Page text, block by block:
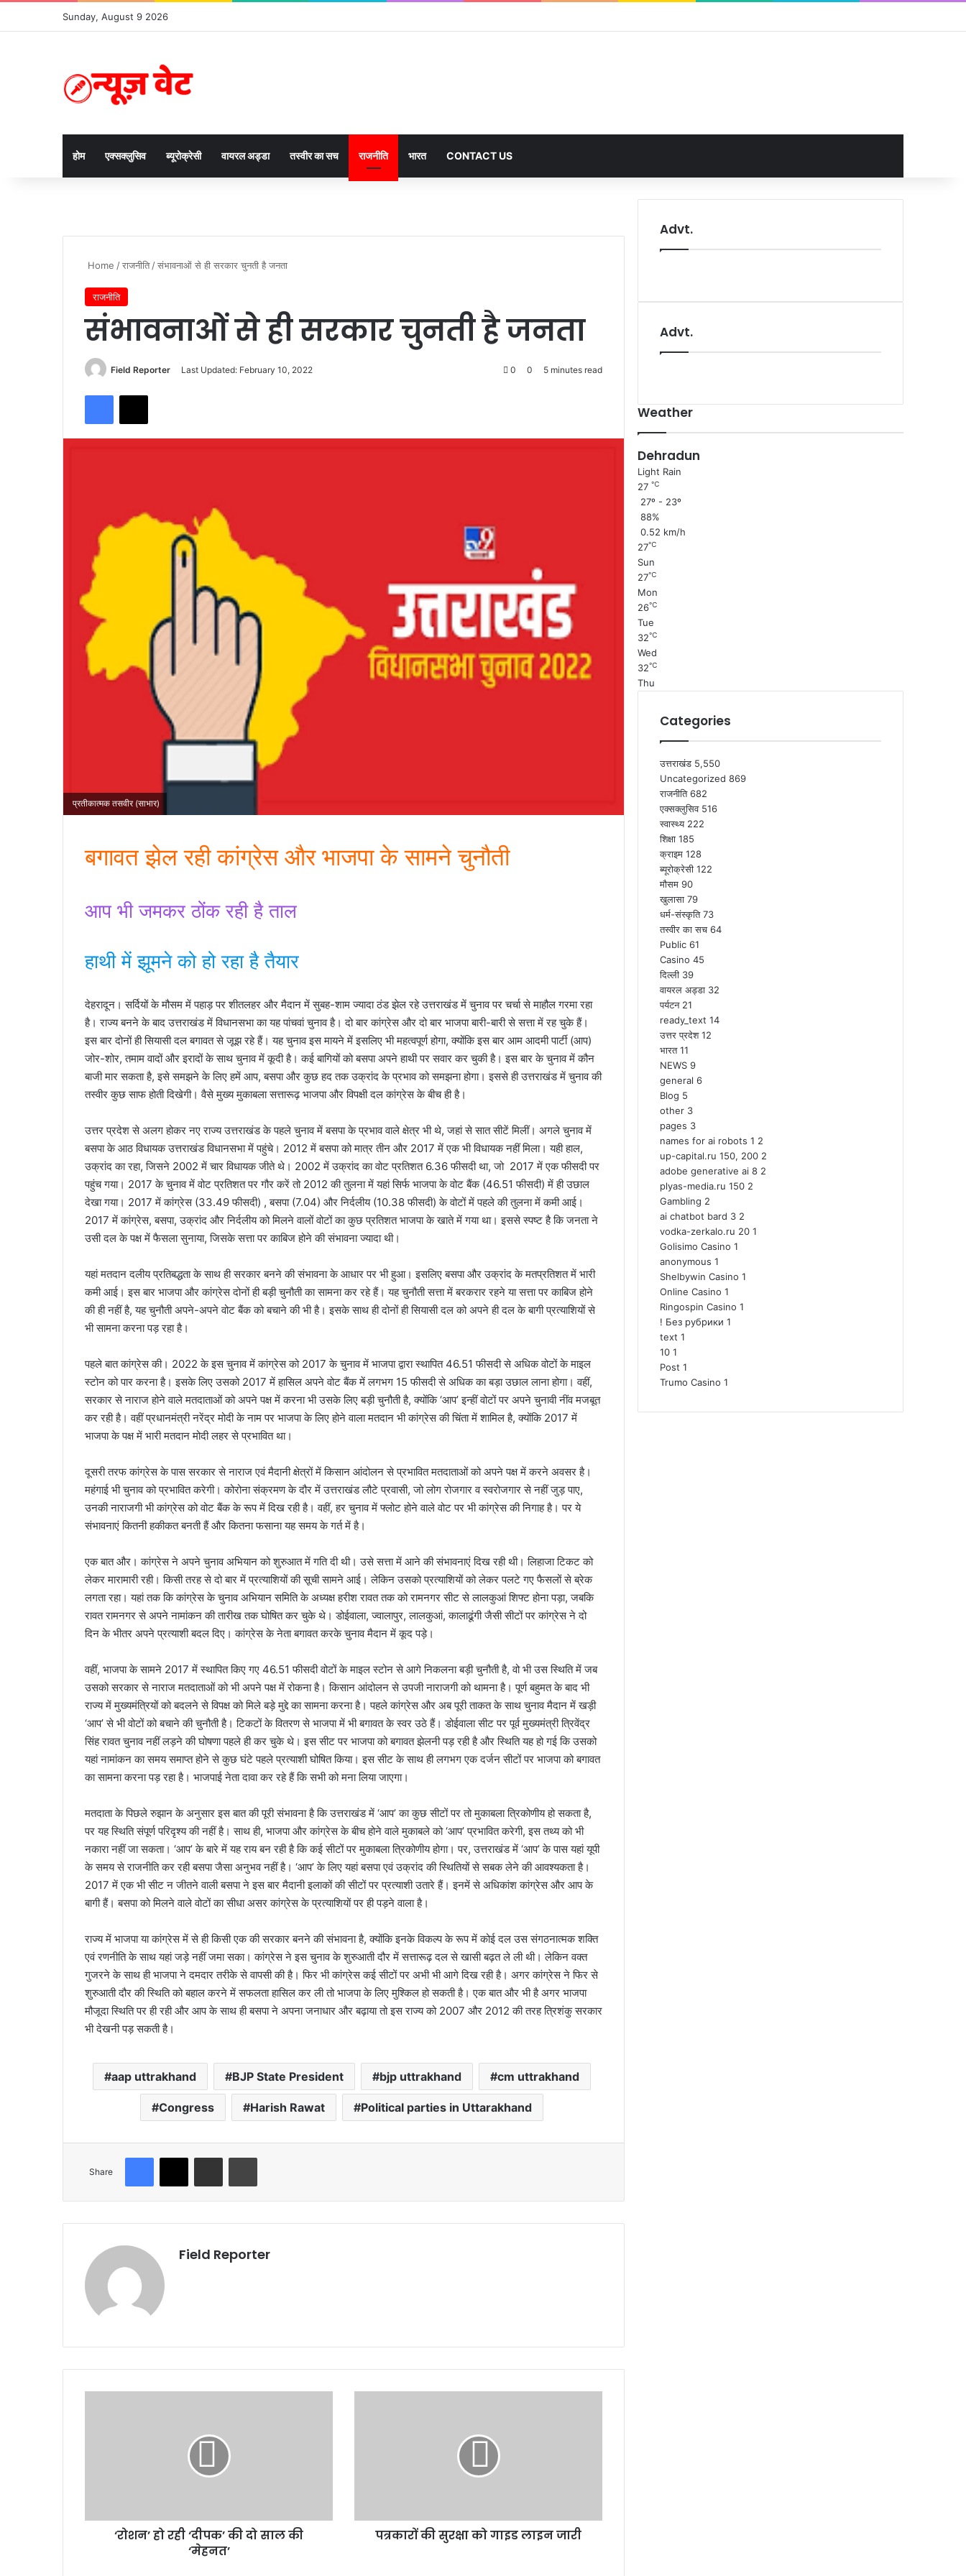
Sunday, August 9 2026
होम एक्सक्लुसिव ब्यूरोक्रेसी वायरल अड्डा तस्वीर का सच राजनीति भारत CONTACT US
Home /राजनीति /संभावनाओं से ही सरकार चुनती है जनता
राजनीति
संभावनाओं से ही सरकार चुनती है जनता
Field Reporter
Send
Last Updated: February 10, 2022 0 0 5 minutes read
Facebook
X
प्रतीकात्मक तसवीर (साभार)
बगावत झेल रही कांग्रेस और भाजपा के सामने चुनौती
आप भी जमकर ठोंक रही है ताल
हाथी में झूमने को हो रहा है तैयार
देहरादून। सर्दियों के मौसम में पहाड़ पर शीतलहर और मैदान में सुबह-शाम ज्यादा ठंड झेल रहे उत्तराखंड में चुनाव पर चर्चा से माहौल गरमा रहा
है। राज्य बनने के बाद उत्तराखंड में विधानसभा का यह पांचवां चुनाव है। दो बार कांग्रेस और दो बार भाजपा बारी-बारी से सत्ता में रह चुके हैं।
इस बार दोनों ही सियासी दल बगावत से जूझ रहे हैं। यह चुनाव इस मायने में इसलिए भी महत्वपूर्ण होगा, क्योंकि इस बार आम आदमी पार्टी (आप)
जोर-शोर, तमाम वादों और इरादों के साथ चुनाव में कूदी है। कई बागियों को बसपा अपने हाथी पर सवार कर चुकी है। इस बार के चुनाव में कौन
बाजी मार सकता है, इसे समझने के लिए हमें आप, बसपा और कुछ हद तक उक्रांद के प्रभाव को समझना होगा। इससे ही उत्तराखंड में चुनाव की
तस्वीर कुछ साफ होती दिखेगी। वैसे मुख्य मुकाबला सत्तारूढ़ भाजपा और विपक्षी दल कांग्रेस के बीच ही है।
उत्तर प्रदेश से अलग होकर नए राज्य उत्तराखंड के पहले चुनाव में बसपा के प्रभाव वाले क्षेत्र भी थे, जहां से सात सीटें मिलीं। अगले चुनाव में
बसपा के आठ विधायक उत्तराखंड विधानसभा में पहुंचे। 2012 में बसपा को मात्र तीन और 2017 में एक भी विधायक नहीं मिला। यही हाल,
उक्रांद का रहा, जिसने 2002 में चार विधायक जीते थे। 2002 में उक्रांद का वोट प्रतिशत 6.36 फीसदी था, जो 2017 में एक फीसदी पर
पहुंच गया। 2017 के चुनाव में वोट प्रतिशत पर गौर करें तो 2012 की तुलना में यहां सिर्फ भाजपा के वोट बैंक (46.51 फीसदी) में ही उछाल
देखा गया। 2017 में कांग्रेस (33.49 फीसदी) , बसपा (7.04) और निर्दलीय (10.38 फीसदी) के वोटों में पहले की तुलना में कमी आई।
2017 में कांग्रेस, बसपा, उक्रांद और निर्दलीय को मिलने वालों वोटों का कुछ प्रतिशत भाजपा के खाते में गया था। इससे स्पष्ट है कि जनता ने
उसी दल के पक्ष में फैसला सुनाया, जिसके सत्ता पर काबिज होने की संभावना ज्यादा थी।
यहां मतदान दलीय प्रतिबद्धता के साथ ही सरकार बनने की संभावना के आधार पर भी हुआ। इसलिए बसपा और उक्रांद के मतप्रतिशत में भारी
कमी आई। इस बार भाजपा और कांग्रेस दोनों ही बड़ी चुनौती का सामना कर रहे हैं। यह चुनौती सत्ता में बरकरार रहने या सत्ता पर काबिज होने
की ही नहीं है, यह चुनौती अपने-अपने वोट बैंक को बचाने की भी है। इसके साथ ही दोनों ही सियासी दल को अपने ही दल के बागी प्रत्याशियों से
भी सामना करना पड़ रहा है।
पहले बात कांग्रेस की। 2022 के इस चुनाव में कांग्रेस को 2017 के चुनाव में भाजपा द्वारा स्थापित 46.51 फीसदी से अधिक वोटों के माइल
स्टोन को पार करना है। इसके लिए उसको 2017 में हासिल अपने वोट बैंक में लगभग 15 फीसदी से अधिक का बड़ा उछाल लाना होगा। वहीं,
सरकार से नाराज होने वाले मतदाताओं को अपने पक्ष में करना भी उसके लिए बड़ी चुनौती है, क्योंकि ‘आप’ इन्हीं वोटों पर अपने चुनावी नींव मजबूत
कर रही है। वहीं प्रधानमंत्री नरेंद्र मोदी के नाम पर भाजपा के लिए होने वाला मतदान भी कांग्रेस की चिंता में शामिल है, क्योंकि 2017 में
भाजपा के पक्ष में भारी मतदान मोदी लहर से प्रभावित था।
दूसरी तरफ कांग्रेस के पास सरकार से नाराज एवं मैदानी क्षेत्रों में किसान आंदोलन से प्रभावित मतदाताओं को अपने पक्ष में करने अवसर है।
महंगाई भी चुनाव को प्रभावित करेगी। कोरोना संक्रमण के दौर में उत्तराखंड लौटे प्रवासी, जो लोग रोजगार व स्वरोजगार से नहीं जुड़ पाए,
उनकी नाराजगी भी कांग्रेस को वोट बैंक के रूप में दिख रही है। वहीं, हर चुनाव में फ्लोट होने वाले वोट पर भी कांग्रेस की निगाह है। पर ये
संभावनाएं कितनी हकीकत बनती हैं और कितना फसाना यह समय के गर्त में है।
एक बात और। कांग्रेस ने अपने चुनाव अभियान को शुरुआत में गति दी थी। उसे सत्ता में आने की संभावनाएं दिख रही थी। लिहाजा टिकट को
लेकर मारामारी रही। किसी तरह से दो बार में प्रत्याशियों की सूची सामने आई। लेकिन उसको प्रत्याशियों को लेकर पलटे गए फैसलों से ब्रेक
लगता रहा। यहां तक कि कांग्रेस के चुनाव अभियान समिति के अध्यक्ष हरीश रावत तक को रामनगर सीट से लालकुआं शिफ्ट होना पड़ा, जबकि
रावत रामनगर से अपने नामांकन की तारीख तक घोषित कर चुके थे। डोईवाला, ज्वालापुर, लालकुआं, कालाढूंगी जैसी सीटों पर कांग्रेस ने दो
दिन के भीतर अपने प्रत्याशी बदल दिए। कांग्रेस के नेता बगावत करके चुनाव मैदान में कूद पड़े।
वहीं, भाजपा के सामने 2017 में स्थापित किए गए 46.51 फीसदी वोटों के माइल स्टोन से आगे निकलना बड़ी चुनौती है, वो भी उस स्थिति में जब
उसको सरकार से नाराज मतदाताओं को भी अपने पक्ष में रोकना है। किसान आंदोलन से उपजी नाराजगी को थामना है। पूर्ण बहुमत के बाद भी
राज्य में मुख्यमंत्रियों को बदलने से विपक्ष को मिले बड़े मुद्दे का सामना करना है। पहले कांग्रेस और अब पूरी ताकत के साथ चुनाव मैदान में खड़ी
‘आप’ से भी वोटों को बचाने की चुनौती है। टिकटों के वितरण से भाजपा में भी बगावत के स्वर उठे हैं। डोईवाला सीट पर पूर्व मुख्यमंत्री त्रिवेंद्र
सिंह रावत चुनाव नहीं लड़ने की घोषणा पहले ही कर चुके थे। इस सीट पर भाजपा को बगावत झेलनी पड़ रही है और स्थिति यह हो गई कि उसको
यहां नामांकन का समय समाप्त होने से कुछ घंटे पहले प्रत्याशी घोषित किया। इस सीट के साथ ही लगभग एक दर्जन सीटों पर भाजपा को बगावत
का सामना करना पड़ रहा है। भाजपाई नेता दावा कर रहे हैं कि सभी को मना लिया जाएगा।
मतदाता के पिछले रुझान के अनुसार इस बात की पूरी संभावना है कि उत्तराखंड में ‘आप’ का कुछ सीटों पर तो मुकाबला त्रिकोणीय हो सकता है,
पर यह स्थिति संपूर्ण परिदृश्य की नहीं है। साथ ही, भाजपा और कांग्रेस के बीच होने वाले मुकाबले को ‘आप’ प्रभावित करेगी, इस तथ्य को भी
नकारा नहीं जा सकता। ‘आप’ के बारे में यह राय बन रही है कि कई सीटों पर मुकाबला त्रिकोणीय होगा। पर, उत्तराखंड में ‘आप’ के पास यहां यूपी
के समय से राजनीति कर रही बसपा जैसा अनुभव नहीं है। ‘आप’ के लिए यहां बसपा एवं उक्रांद की स्थितियों से सबक लेने की आवश्यकता है।
2017 में एक भी सीट न जीतने वाली बसपा ने इस बार मैदानी इलाकों की सीटों पर प्रत्याशी उतारे हैं। इनमें से अधिकांश कांग्रेस और आप के
बागी हैं। बसपा को मिलने वाले वोटों का सीधा असर कांग्रेस के प्रत्याशियों पर ही पड़ने वाला है।
राज्य में भाजपा या कांग्रेस में से ही किसी एक की सरकार बनने की संभावना है, क्योंकि इनके विकल्प के रूप में कोई दल उस संगठनात्मक शक्ति
एवं रणनीति के साथ यहां जड़े नहीं जमा सका। कांग्रेस ने इस चुनाव के शुरुआती दौर में सत्तारूढ़ दल से खासी बढ़त ले ली थी। लेकिन वक्त
गुजरने के साथ ही भाजपा ने दमदार तरीके से वापसी की है। फिर भी कांग्रेस कई सीटों पर अभी भी आगे दिख रही है। अगर कांग्रेस ने फिर से
शुरुआती दौर की स्थिति को बहाल करने में सफलता हासिल कर ली तो भाजपा के लिए मुश्किल हो सकती है। एक बात और भी है अगर भाजपा
मौजूदा स्थिति पर ही रही और आप के साथ ही बसपा ने अपना जनाधार और बढ़ाया तो इस राज्य को 2007 और 2012 की तरह त्रिशंकु सरकार
भी देखनी पड़ सकती है।
aap uttrakhand BJP State President bjp uttrakhand cm uttrakhand
Congress Harish Rawat Political parties in Uttarakhand
Share
Facebook
X Share via Email Print
Field Reporter
‘मेहनत’
‘रोशन’ हो रही ‘दीपक’ की दो साल की
‘मेहनत’
पत्रकारों की सुरक्षा को गाइड लाइन जारी
Advt.
Advt.
Weather
Dehradun
Light Rain
27 ℃
27º - 23º
88%
0.52 km/h
27℃
Sun
27℃
Mon
26℃
Tue
32℃
Wed
32℃
Thu
Categories
उत्तराखंड 5,550
Uncategorized 869
राजनीति 682
एक्सक्लुसिव 516
स्वास्थ्य 222
शिक्षा 185
क्राइम 128
ब्यूरोक्रेसी 122
मौसम 90
खुलासा 79
धर्म-संस्कृति 73
तस्वीर का सच 64
Public 61
Casino 45
दिल्ली 39
वायरल अड्डा 32
पर्यटन 21
ready_text 14
उत्तर प्रदेश 12
भारत 11
NEWS 9
general 6
Blog 5
other 3
pages 3
names for ai robots 1 2
up-capital.ru 150, 200 2
adobe generative ai 8 2
plyas-media.ru 150 2
Gambling 2
ai chatbot bard 3 2
vodka-zerkalo.ru 20 1
Golisimo Casino 1
anonymous 1
Shelbywin Casino 1
Online Casino 1
Ringospin Casino 1
! Без рубрики 1
text 1
10 1
Post 1
Trumo Casino 1